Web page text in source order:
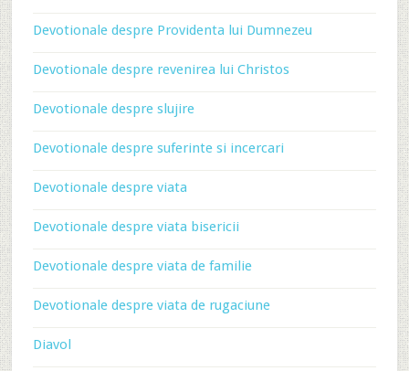
Devotionale despre Providenta lui Dumnezeu
Devotionale despre revenirea lui Christos
Devotionale despre slujire
Devotionale despre suferinte si incercari
Devotionale despre viata
Devotionale despre viata bisericii
Devotionale despre viata de familie
Devotionale despre viata de rugaciune
Diavol